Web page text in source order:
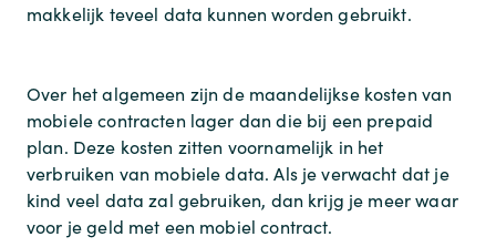
makkelijk teveel data kunnen worden gebruikt.
Over het algemeen zijn de maandelijkse kosten van
mobiele contracten lager dan die bij een prepaid
plan. Deze kosten zitten voornamelijk in het
verbruiken van mobiele data. Als je verwacht dat je
kind veel data zal gebruiken, dan krijg je meer waar
voor je geld met een mobiel contract.